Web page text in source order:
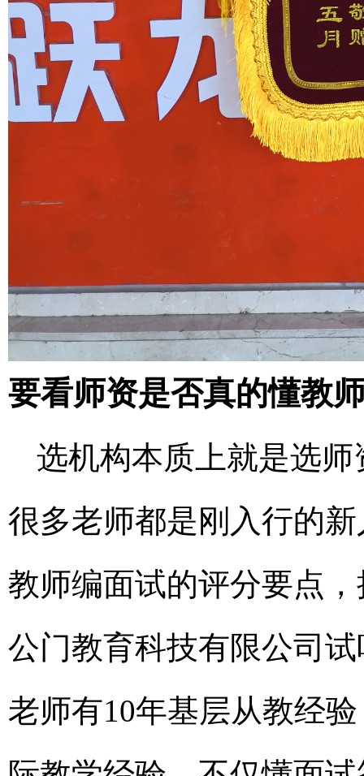
要看师资是否真的懂教
选机构本质上就是选
很多老师都是刚入行的
教师编面试的评分要点
公门教育科技有限公司
老师有10年基层从教经